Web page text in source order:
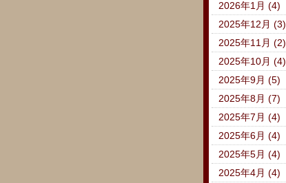
2026年1月 (4)
2025年12月 (3)
2025年11月 (2)
2025年10月 (4)
2025年9月 (5)
2025年8月 (7)
2025年7月 (4)
2025年6月 (4)
2025年5月 (4)
2025年4月 (4)